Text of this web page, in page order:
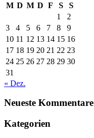
M D M D F S
S
1
2
3
4 5 6 7 8
9
10 11 12 13 14 15 16
17 18 19 20 21 22 23
24 25 26 27 28 29 30
31
« Dez.
Neueste Kommentare
Kategorien